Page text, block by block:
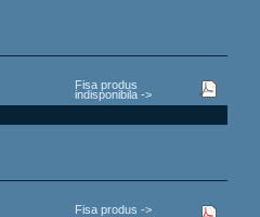
Fisa produs
indisponibila ->
Fisa produs ->